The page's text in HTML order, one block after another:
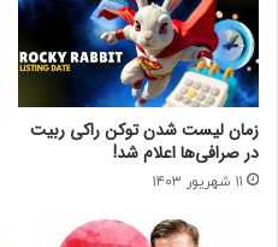
زمان لیست شدن توکن راکی ربیت
در صرافی‌ها اعلام شد!
۱۱ شهریور ۱۴۰۳